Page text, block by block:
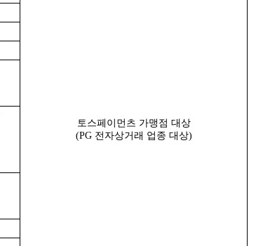
토스페이먼츠 가맹점 대상
(PG 전자상거래 업종 대상)